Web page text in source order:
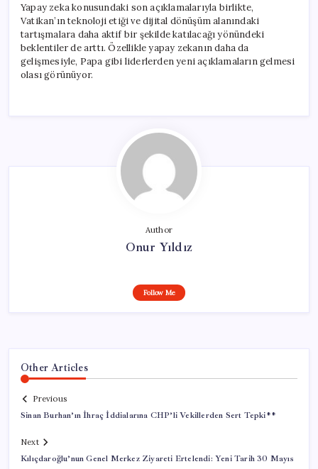
Yapay zeka konusundaki son açıklamalarıyla birlikte,
Vatikan’ın teknoloji etiği ve dijital dönüşüm alanındaki
tartışmalara daha aktif bir şekilde katılacağı yönündeki
beklentiler de arttı. Özellikle yapay zekanın daha da
gelişmesiyle, Papa gibi liderlerden yeni açıklamaların gelmesi
olası görünüyor.
Author
Onur Yıldız
Follow Me
Other Articles
Previous
Sinan Burhan’ın İhraç İddialarına CHP’li Vekillerden Sert Tepki**
Next
Kılıçdaroğlu’nun Genel Merkez Ziyareti Ertelendi: Yeni Tarih 30 Mayıs